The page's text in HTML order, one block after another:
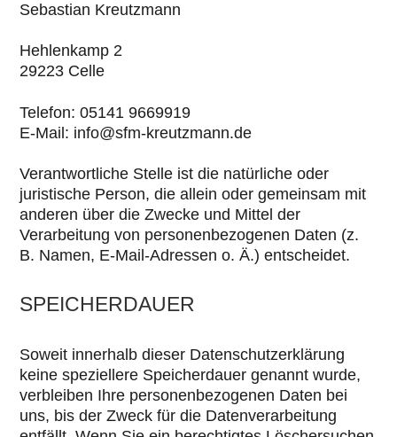
Sebastian Kreutzmann
Hehlenkamp 2
29223 Celle
Telefon: 05141 9669919
E-Mail: info@sfm-kreutzmann.de
Verantwortliche Stelle ist die natürliche oder
juristische Person, die allein oder gemeinsam mit
anderen über die Zwecke und Mittel der
Verarbeitung von personenbezogenen Daten (z.
B. Namen, E-Mail-Adressen o. Ä.) entscheidet.
SPEICHERDAUER
Soweit innerhalb dieser Datenschutzerklärung
keine speziellere Speicherdauer genannt wurde,
verbleiben Ihre personenbezogenen Daten bei
uns, bis der Zweck für die Datenverarbeitung